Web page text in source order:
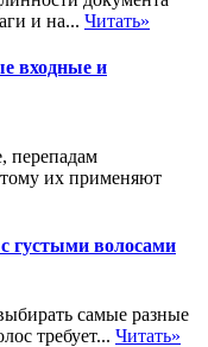
и на... Читать»
входные и
перепадам
их применяют
густыми волосами
самые разные
требует... Читать»